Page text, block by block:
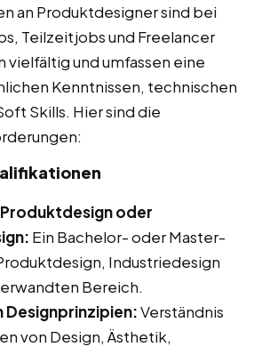
an Produktdesigner sind bei
Teilzeitjobs und Freelancer
vielfältig und umfassen eine
Kenntnissen, technischen
Skills. Hier sind die
oder
Ein Bachelor- oder Master-
Industriedesign
Bereich.
Designprinzipien:Verständnis
von Design, Ästhetik,